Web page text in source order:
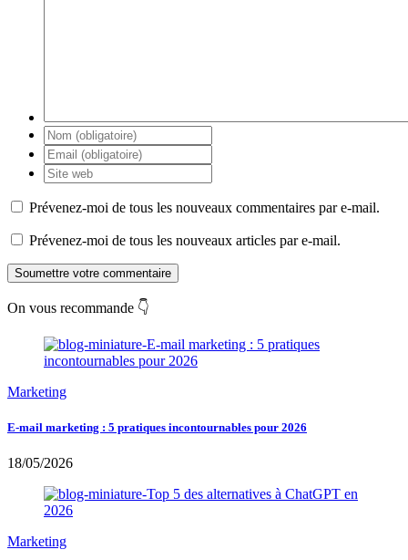
Prévenez-moi de tous les nouveaux commentaires par e-mail.
Prévenez-moi de tous les nouveaux articles par e-mail.
Soumettre votre commentaire
On vous recommande 👇
Marketing
E-mail marketing : 5 pratiques incontournables pour 2026
18/05/2026
Marketing